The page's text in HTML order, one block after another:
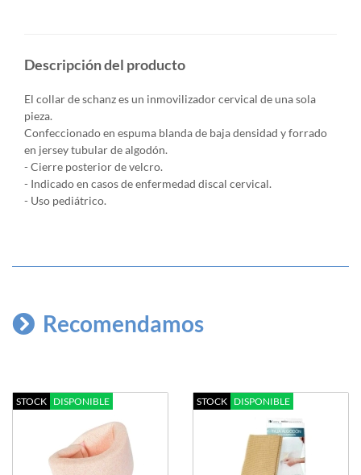
Descripción del producto
El collar de schanz es un inmovilizador cervical de una sola
pieza.
Confeccionado en espuma blanda de baja densidad y forrado
en jersey tubular de algodón.
- Cierre posterior de velcro.
- Indicado en casos de enfermedad discal cervical.
- Uso pediátrico.
Recomendamos
STOCK DISPONIBLE STOCK DISPONIBLE